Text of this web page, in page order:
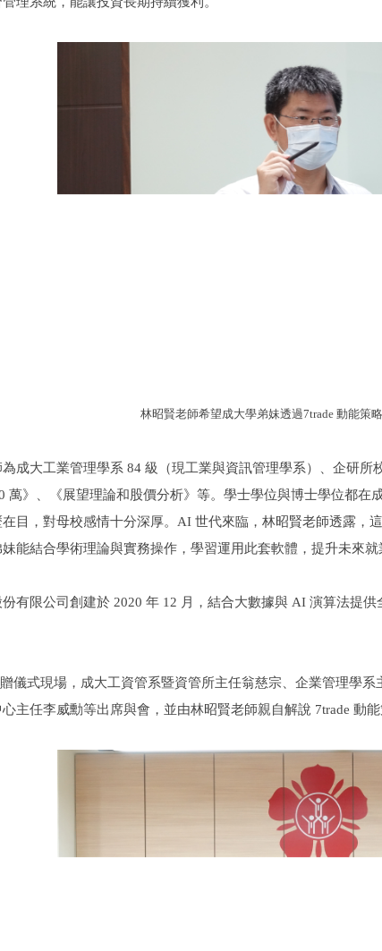
林昭賢老師希望成大學弟妹透過7trade 動能策
成大工業管理學系 84 級（現工業與資訊管理學系）、企研
萬》、《展望理論和股價分析》等。學士學位與博士學位都
目，對母校感情十分深厚。AI 世代來臨，林昭賢老師透露，
能結合學術理論與實務操作，學習運用此套軟體，提升未來就
有限公司創建於 2020 年 12 月，結合大數據與 AI 演算法提
儀式現場，成大工資管系暨資管所主任翁慈宗、企業管理學
主任李威勳等出席與會，並由林昭賢老師親自解說 7trade 動能